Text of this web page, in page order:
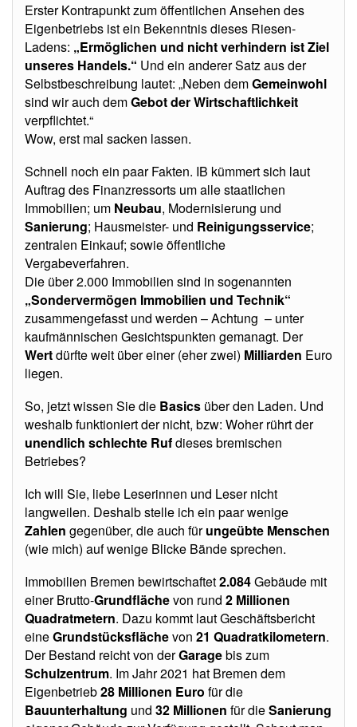
Erster Kontrapunkt zum öffentlichen Ansehen des
Eigenbetriebs ist ein Bekenntnis dieses Riesen-
Ladens: „Ermöglichen und nicht verhindern ist Ziel
unseres Handels.“ Und ein anderer Satz aus der
Selbstbeschreibung lautet: „Neben demGemeinwohl
sind wir auch demGebot der Wirtschaftlichkeit
verpflichtet.“
Wow, erst mal sacken lassen.
Schnell noch ein paar Fakten. IB kümmert sich laut
Auftrag des Finanzressorts um alle staatlichen
Immobilien; um Neubau, Modernisierung und
Sanierung; Hausmeister- und Reinigungsservice;
zentralen Einkauf; sowie öffentliche
Vergabeverfahren.
Die über 2.000 Immobilien sind in sogenannten
„Sondervermögen Immobilien und Technik“
zusammengefasst und werden – Achtung – unter
kaufmännischen Gesichtspunkten gemanagt. Der
Wertdürfte weit über einer (eher zwei) Milliarden Euro
liegen.
So, jetzt wissen Sie die Basics über den Laden. Und
weshalb funktioniert der nicht, bzw: Woher rührt der
unendlich schlechte Rufdieses bremischen
Betriebes?
Ich will Sie, liebe Leserinnen und Leser nicht
langweilen. Deshalb stelle ich ein paar wenige
Zahlen gegenüber, die auch fürungeübte Menschen
(wie mich) auf wenige Blicke Bände sprechen.
Immobilien Bremen bewirtschaftet2.084Gebäude mit
einer Brutto-Grundflächevon rund 2 Millionen
Quadratmetern. Dazu kommt laut Geschäftsbericht
eineGrundstücksflächevon 21 Quadratkilometern.
Der Bestand reicht von derGaragebis zum
Schulzentrum. Im Jahr 2021 hat Bremen dem
Eigenbetrieb28 Millionen Euro für die
Bauunterhaltung und 32 Millionen für dieSanierung